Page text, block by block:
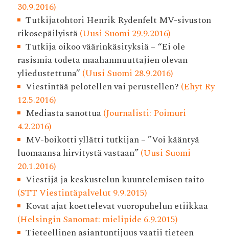
30.9.2016)
Tutkijatohtori Henrik Rydenfelt MV-sivuston
rikosepäilyistä(Uusi Suomi 29.9.2016)
Tutkija oikoo väärinkäsityksiä – “Ei ole
rasismia todeta maahanmuuttajien olevan
yliedustettuna”(Uusi Suomi 28.9.2016)
Viestintää pelotellen vai perustellen? (Ehyt Ry
12.5.2016)
Mediasta sanottua(Journalisti: Poimuri
4.2.2016)
MV-boikotti yllätti tutkijan – ”Voi kääntyä
luomaansa hirvitystä vastaan”(Uusi Suomi
20.1.2016)
Viestijä ja keskustelun kuuntelemisen taito
(STT Viestintäpalvelut 9.9.2015)
Kovat ajat koettelevat vuoropuhelun etiikkaa
(Helsingin Sanomat: mielipide 6.9.2015)
Tieteellinen asiantuntijuus vaatii tieteen